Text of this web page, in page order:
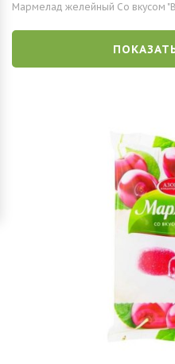
Мармелад желейный Со вкусом